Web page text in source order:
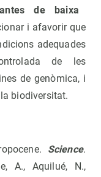
de baixa
i afavorir que
adequades
de les
de genòmica, i
biodiversitat.
Science.
A., Aquilué, N.,